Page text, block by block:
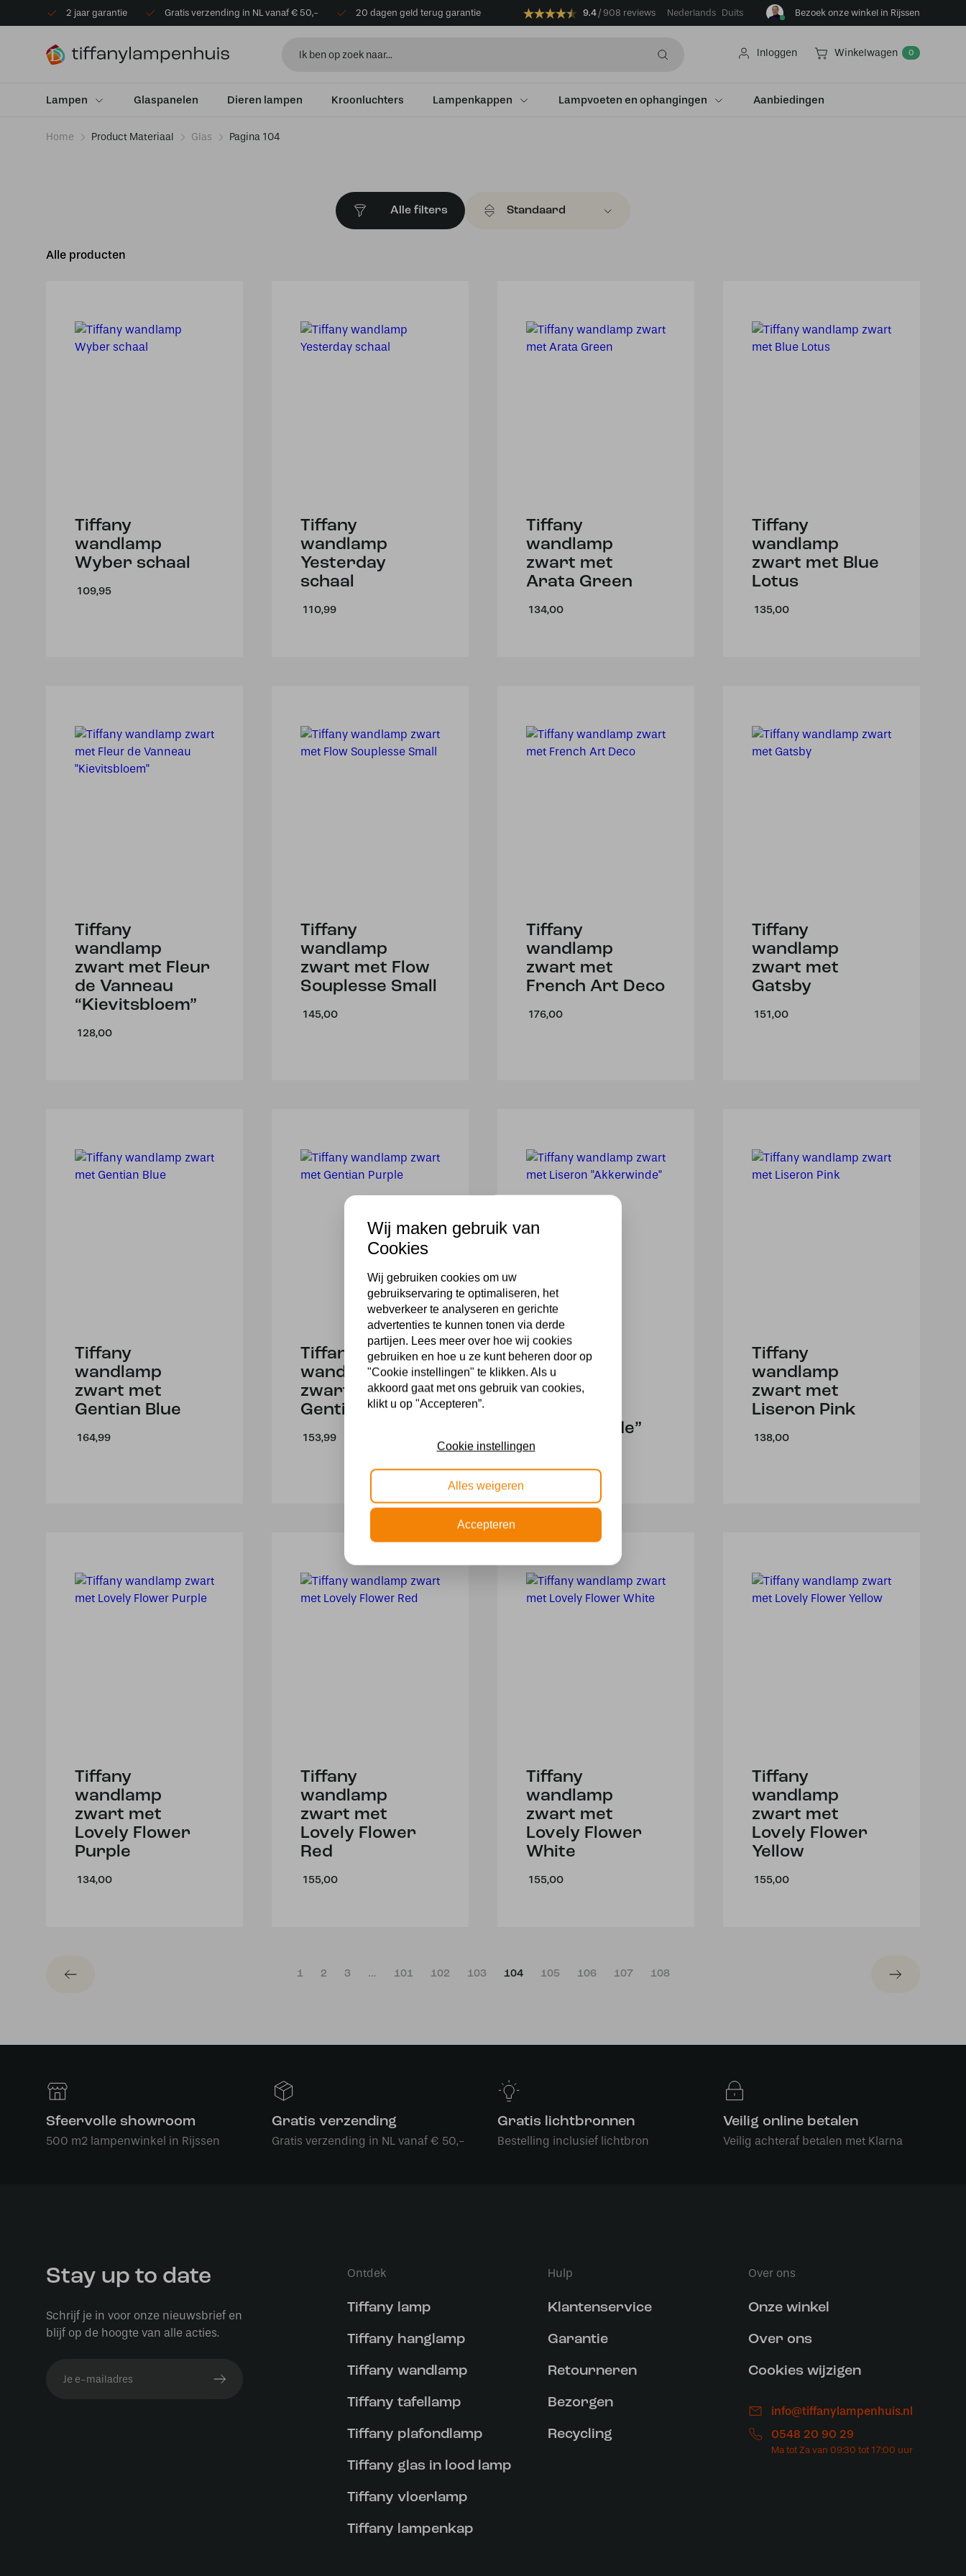
2 jaar garantie Gratis verzending in NL vanaf € 50,- 20 dagen geld terug garantie 9.4 908 reviews Nederlands Duits Bezoek onze winkel in Rijssen
Inloggen Winkelwagen 0
Lampen Glaspanelen Dieren lampen Kroonluchters Lampenkappen Lampvoeten en ophangingen Aanbiedingen
Home Product Materiaal Glas Pagina 104
Alle filters
Alle producten
Tiffany
wandlamp
Wyber schaal
109,95
Tiffany
wandlamp
Yesterday
schaal
110,99
Tiffany
wandlamp
zwart met
Arata Green
134,00
Tiffany
wandlamp
zwart met Blue
Lotus
135,00
Tiffany
wandlamp
zwart met Fleur
de Vanneau
“Kievitsbloem”
128,00
Tiffany
wandlamp
zwart met Flow
Souplesse Small
145,00
Tiffany
wandlamp
zwart met
French Art Deco
176,00
Tiffany
wandlamp
zwart met
Gatsby
151,00
Tiffany
wandlamp
zwart met
Gentian Blue
164,99
Tiffany
wandlamp
zwart met
Gentian Purple
153,99
Tiffany
wandlamp
zwart met
“Akkerwinde”
149,00
Tiffany
wandlamp
zwart met
Liseron Pink
138,00
Tiffany
wandlamp
zwart met
Lovely Flower
Purple
134,00
Tiffany
wandlamp
zwart met
Lovely Flower
Red
155,00
Tiffany
wandlamp
zwart met
Lovely Flower
White
155,00
Tiffany
wandlamp
zwart met
Lovely Flower
Yellow
155,00
1 2 3 … 101 102 103 104 105 106 107 108
Sfeervolle showroom
500 m2 lampenwinkel in Rijssen
Gratis verzending
Gratis verzending in NL vanaf € 50,-
Gratis lichtbronnen
Bestelling inclusief lichtbron
Veilig online betalen
Veilig achteraf betalen met Klarna
Stay up to date
Schrijf je in voor onze nieuwsbrief en
blijf op de hoogte van alle acties.
Ontdek
Tiffany lamp
Tiffany hanglamp
Tiffany wandlamp
Tiffany tafellamp
Tiffany plafondlamp
Tiffany glas in lood lamp
Tiffany vloerlamp
Tiffany lampenkap
Hulp
Klantenservice
Garantie
Retourneren
Bezorgen
Recycling
Over ons
Onze winkel
Over ons
Cookies wijzigen
info@tiffanylampenhuis.nl
0548 20 90 29
Wij maken gebruik van
Cookies
Wij gebruiken cookies om uw
gebruikservaring te optimaliseren, het
webverkeer te analyseren en gerichte
advertenties te kunnen tonen via derde
partijen. Lees meer over hoe wij cookies
gebruiken en hoe u ze kunt beheren door op
"Cookie instellingen" te klikken. Als u
akkoord gaat met ons gebruik van cookies,
klikt u op "Accepteren”.
Cookie instellingen
Alles weigeren
Accepteren